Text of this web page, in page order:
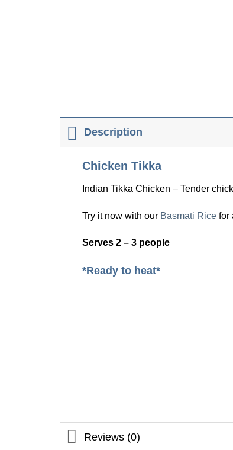
Description
Chicken Tikka
Indian Tikka Chicken – Tender
Try it now with ourBasmati Ricefor
Serves 2 – 3 people
*Ready to heat*
Reviews (0)